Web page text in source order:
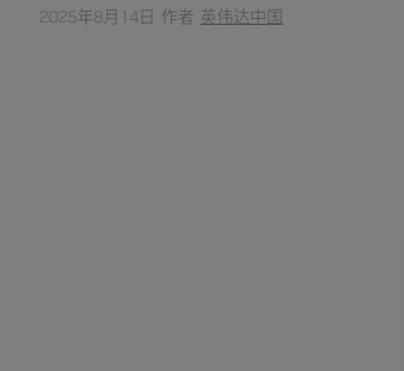
2025年8月14日 作者 英伟达中国